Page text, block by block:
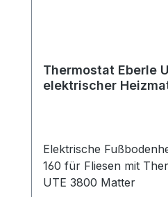
Thermostat Eberle
elektrischer
Elektrische
160 für Fliesen mit
UTE 3800 Matter